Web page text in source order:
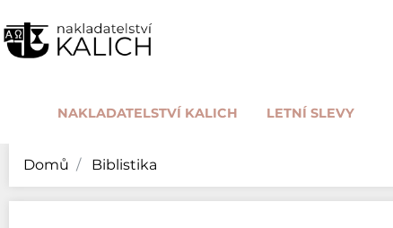
NAKLADATELSTVÍ KALICH LETNÍ SLEVY
Domů Biblistika